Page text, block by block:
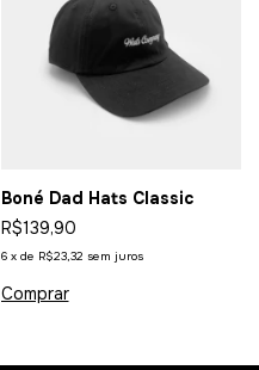
Boné Dad Hats Classic
R$139,90
6 x de R$23,32 sem juros